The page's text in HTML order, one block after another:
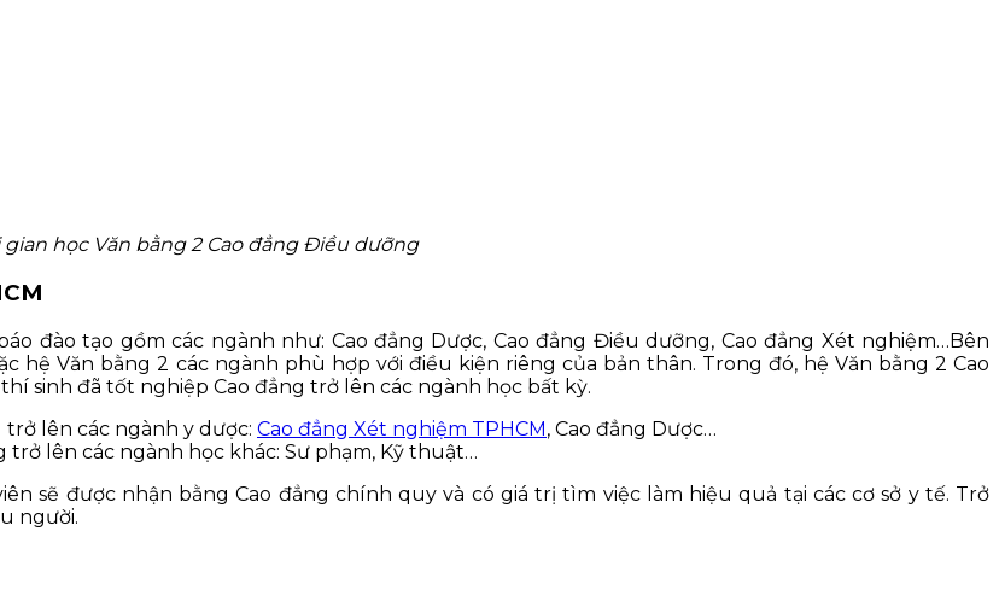
gian học Văn bằng 2 Cao đẳng Điều dưỡng
đào tạo gồm các ngành như: Cao đẳng Dược, Cao đẳng Điều dưỡng, Cao đẳng Xét nghiệm…Bên
hệ Văn bằng 2 các ngành phù hợp với điều kiện riêng của bản thân. Trong đó, hệ Văn bằng 2 Cao
sinh đã tốt nghiệp Cao đẳng trở lên các ngành học bất kỳ.
trở lên các ngành y dược: Cao đẳng Xét nghiệm TPHCM, Cao đẳng Dược…
lên các ngành học khác: Sư phạm, Kỹ thuật…
sẽ được nhận bằng Cao đẳng chính quy và có giá trị tìm việc làm hiệu quả tại các cơ sở y tế. Trở
người.